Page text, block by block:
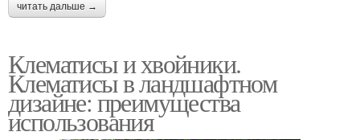
читать дальше →
Клематисы и хвойники.
Клематисы в ландшафтном
дизайне: преимущества
использования